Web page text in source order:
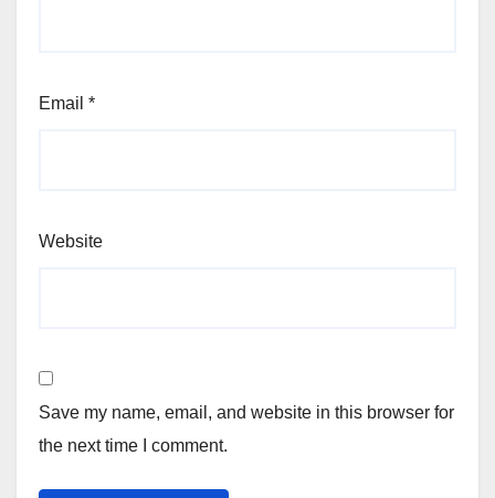
Email *
Website
Save my name, email, and website in this browser for
the next time I comment.